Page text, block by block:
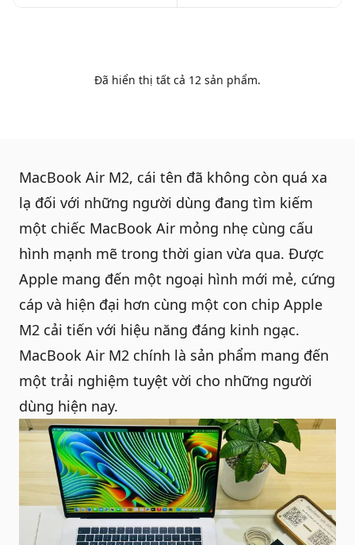
Đã hiển thị tất cả 12 sản phẩm.
MacBook Air M2, cái tên đã không còn quá xa
lạ đối với những người dùng đang tìm kiếm
một chiếc MacBook Air mỏng nhẹ cùng cấu
hình mạnh mẽ trong thời gian vừa qua. Được
Apple mang đến một ngoại hình mới mẻ, cứng
cáp và hiện đại hơn cùng một con chip Apple
M2 cải tiến với hiệu năng đáng kinh ngạc.
MacBook Air M2 chính là sản phẩm mang đến
một trải nghiệm tuyệt vời cho những người
dùng hiện nay.